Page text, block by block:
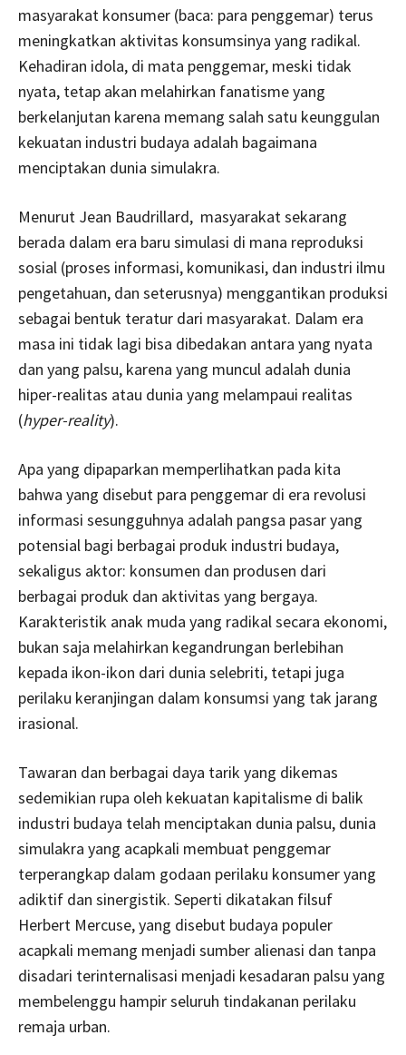
masyarakat konsumer (baca: para penggemar) terus
meningkatkan aktivitas konsumsinya yang radikal.
Kehadiran idola, di mata penggemar, meski tidak
nyata, tetap akan melahirkan fanatisme yang
berkelanjutan karena memang salah satu keunggulan
kekuatan industri budaya adalah bagaimana
menciptakan dunia simulakra.
Menurut Jean Baudrillard, masyarakat sekarang
berada dalam era baru simulasi di mana reproduksi
sosial (proses informasi, komunikasi, dan industri ilmu
pengetahuan, dan seterusnya) menggantikan produksi
sebagai bentuk teratur dari masyarakat. Dalam era
masa ini tidak lagi bisa dibedakan antara yang nyata
dan yang palsu, karena yang muncul adalah dunia
hiper-realitas atau dunia yang melampaui realitas
(hyper-reality).
Apa yang dipaparkan memperlihatkan pada kita
bahwa yang disebut para penggemar di era revolusi
informasi sesungguhnya adalah pangsa pasar yang
potensial bagi berbagai produk industri budaya,
sekaligus aktor: konsumen dan produsen dari
berbagai produk dan aktivitas yang bergaya.
Karakteristik anak muda yang radikal secara ekonomi,
bukan saja melahirkan kegandrungan berlebihan
kepada ikon-ikon dari dunia selebriti, tetapi juga
perilaku keranjingan dalam konsumsi yang tak jarang
irasional.
Tawaran dan berbagai daya tarik yang dikemas
sedemikian rupa oleh kekuatan kapitalisme di balik
industri budaya telah menciptakan dunia palsu, dunia
simulakra yang acapkali membuat penggemar
terperangkap dalam godaan perilaku konsumer yang
adiktif dan sinergistik. Seperti dikatakan filsuf
Herbert Mercuse, yang disebut budaya populer
acapkali memang menjadi sumber alienasi dan tanpa
disadari terinternalisasi menjadi kesadaran palsu yang
membelenggu hampir seluruh tindakanan perilaku
remaja urban.